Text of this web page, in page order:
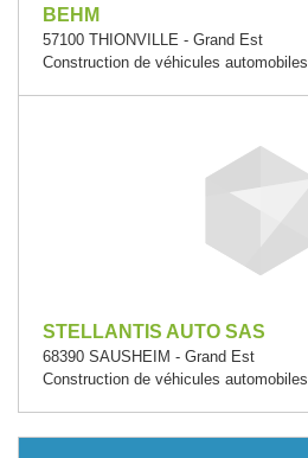
BEHM
57100 THIONVILLE - Grand Est
Construction de véhicules automobiles
STELLANTIS AUTO SAS
68390 SAUSHEIM - Grand Est
Construction de véhicules automobiles